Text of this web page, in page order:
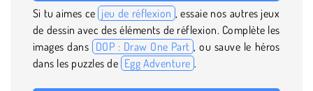
Si tu aimes ce jeu de réflexion , essaie nos autres jeux
de dessin avec des éléments de réflexion. Complète les
images dans DOP : Draw One Part , ou sauve le héros
dans les puzzles de Egg Adventure .